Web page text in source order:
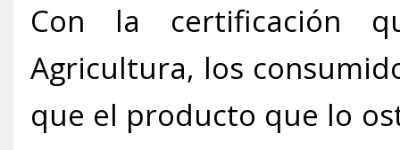
Con la certificación
Agricultura, los
que el producto que lo